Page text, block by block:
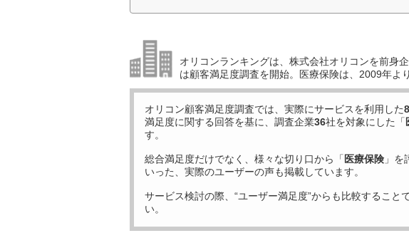
オリコンランキングは、株式会社オリコンを前身
は顧客満足度調査を開始。医療保険は、2009年よ
オリコン顧客満足度調査では、実際にサービスを利用した
満足度に関する回答を基に、調査企業36社を対象にした「
す。
総合満足度だけでなく、様々な切り口から「 医療保険 」
いった、実際のユーザーの声も掲載しています。
サービス検討の際、“ユーザー満足度”からも比較すること
い。